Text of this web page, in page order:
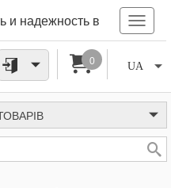
и надежность в
UA
0